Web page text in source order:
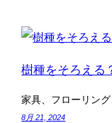
樹種をそろえる
家具、フローリン
8月 21, 2024